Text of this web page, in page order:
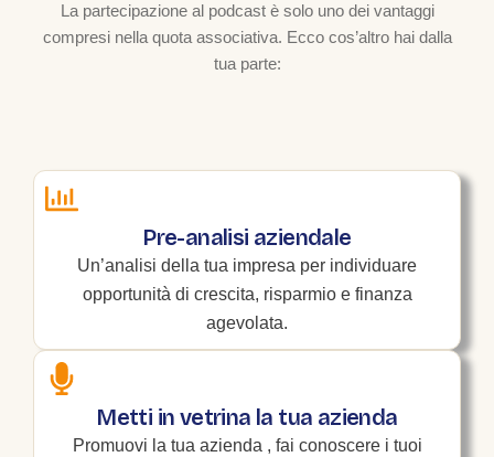
La partecipazione al podcast è solo uno dei vantaggi
compresi nella quota associativa. Ecco cos’altro hai dalla
tua parte:
Pre-analisi aziendale
Un’analisi della tua impresa per individuare
opportunità di crescita, risparmio e finanza
agevolata.
Metti in vetrina la tua azienda
Promuovi la tua azienda , fai conoscere i tuoi